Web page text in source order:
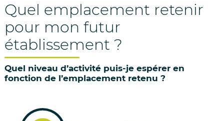
Quel emplacement retenir
pour mon futur
établissement ?
Quel niveau d’activité puis-je espérer en
fonction de l’emplacement retenu ?